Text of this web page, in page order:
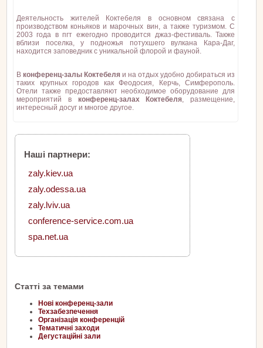
Деятельность жителей Коктебеля в основном связана с
производством коньяков и марочных вин, а также туризмом. С
2003 года в пгт ежегодно проводится джаз-фестиваль. Также
вблизи поселка, у подножья потухшего вулкана Кара-Даг,
находится заповедник с уникальной флорой и фауной.
В конференц-залы Коктебеля и на отдых удобно добираться из
таких крупных городов как Феодосия, Керчь, Симферополь.
Отели также предоставляют необходимое оборудование для
мероприятий в конференц-залах Коктебеля, размещение,
интересный досуг и многое другое.
Наші партнери:
zaly.kiev.ua
zaly.odessa.ua
zaly.lviv.ua
conference-service.com.ua
spa.net.ua
Статті за темами
Нові конференц-зали
Техзабезпечення
Організація конференцій
Тематичні заходи
Дегустаційні зали